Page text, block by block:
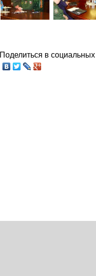
Поделиться в социальных